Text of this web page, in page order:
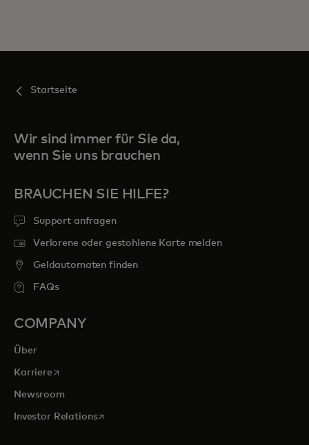
Startseite
Wir sind immer für Sie da,
wenn Sie uns brauchen
BRAUCHEN SIE HILFE?
Support anfragen
Verlorene oder gestohlene Karte melden
Geldautomaten finden
FAQs
COMPANY
Über
Karrierewird in einer neuen Registerkarte geöffnet
Newsroom
Investor Relationswird in einer neuen Registerkarte geöffnet